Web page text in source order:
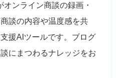
ンライン商談の録画・
談の内容や温度感を共
援AIツールです。ブログ
にまつわるナレッジをお